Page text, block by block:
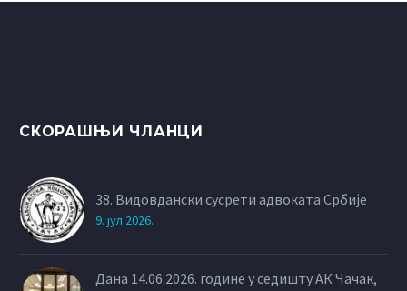
СКОРАШЊИ ЧЛАНЦИ
38. Видовдански сусрети адвоката Србије
9. јул 2026.
Дана 14.06.2026. године у седишту АК Чачак,